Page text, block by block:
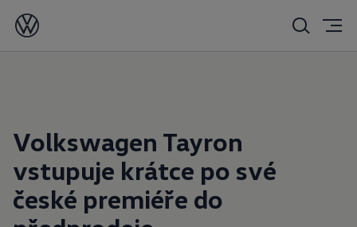
28. 11. 2024
Volkswagen Tayron
vstupuje krátce po své
české premiéře do